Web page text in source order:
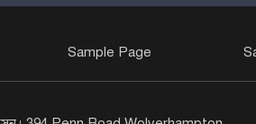
Sample Page